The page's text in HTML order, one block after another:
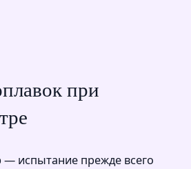
при
— испытание прежде всего